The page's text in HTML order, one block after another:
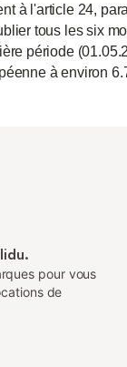
à l'article 24,
tous les six
période
à environ
pour vous
de